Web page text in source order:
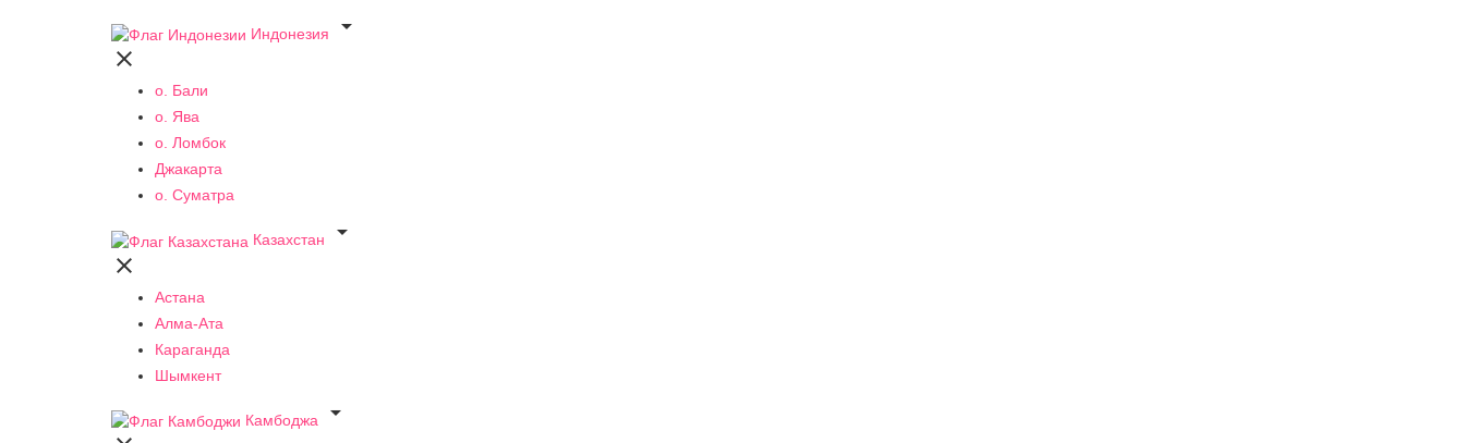
Индонезия


о. Бали
о. Ява
о. Ломбок
Джакарта
о. Суматра
Казахстан


Астана
Алма-Ата
Караганда
Шымкент
Камбоджа
